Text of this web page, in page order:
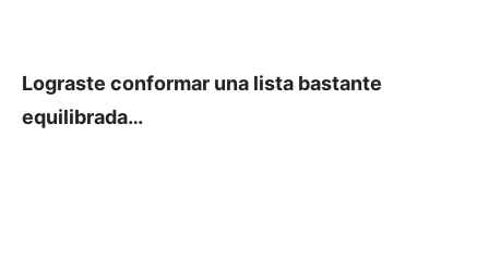
Lograste conformar una lista bastante
equilibrada…